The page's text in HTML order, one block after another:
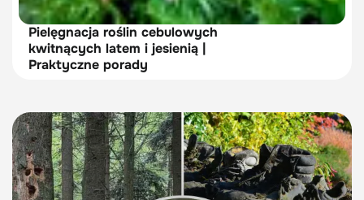
Pielęgnacja roślin cebulowych
kwitnących latem i jesienią |
Praktyczne porady